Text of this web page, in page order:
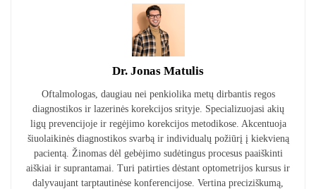
Dr. Jonas Matulis
Oftalmologas, daugiau nei penkiolika metų dirbantis regos
diagnostikos ir lazerinės korekcijos srityje. Specializuojasi akių
ligų prevencijoje ir regėjimo korekcijos metodikose. Akcentuoja
šiuolaikinės diagnostikos svarbą ir individualų požiūrį į kiekvieną
pacientą. Žinomas dėl gebėjimo sudėtingus procesus paaiškinti
aiškiai ir suprantamai. Turi patirties dėstant optometrijos kursus ir
dalyvaujant tarptautinėse konferencijose. Vertina preciziškumą,